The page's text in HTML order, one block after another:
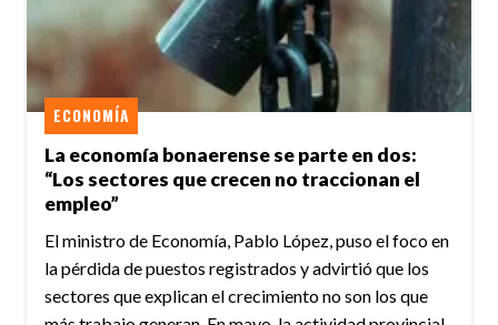
La economía bonaerense se parte en dos:
“Los sectores que crecen no traccionan el
empleo”
ECONOMÍA
El ministro de Economía, Pablo López, puso el foco en
la pérdida de puestos registrados y advirtió que los
sectores que explican el crecimiento no son los que